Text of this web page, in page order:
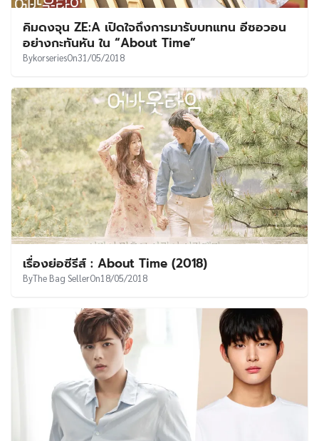
คิมดงจุน ZE:A เปิดใจถึงการมารับบทแทน อีซอวอน
อย่างกะทันหัน ใน “About Time”
BykorseriesOn31/05/2018
เรื่องย่อซีรีส์ : About Time (2018)
ByThe Bag SellerOn18/05/2018